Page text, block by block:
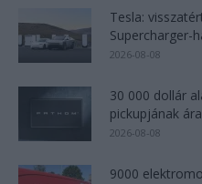
Tesla:
Supercharger-
2026-08-08
30 000 dollár
pickupjának
2026-08-08
9000